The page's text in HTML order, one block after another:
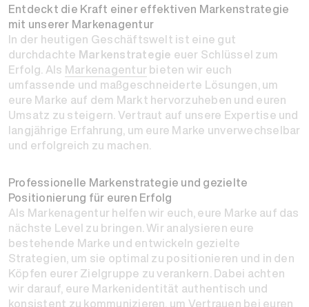
Entdeckt die Kraft einer effektiven Marken­strategie
mit unserer Marken­agentur
In der heutigen Geschäftswelt ist eine gut
durchdachte Markenstrategie euer Schlüssel zum
Erfolg. Als Markenagentur bieten wir euch
umfassende und maßgeschneiderte Lösungen, um
eure Marke auf dem Markt hervorzuheben und euren
Umsatz zu steigern. Vertraut auf unsere Expertise und
langjährige Erfahrung, um eure Marke unverwechselbar
und erfolgreich zu machen.
Professionelle Marken­strategie und gezielte
Positionierung für euren Erfolg
Als Markenagentur helfen wir euch, eure Marke auf das
nächste Level zu bringen. Wir analysieren eure
bestehende Marke und entwickeln gezielte
Strategien, um sie optimal zu positionieren und in den
Köpfen eurer Zielgruppe zu verankern. Dabei achten
wir darauf, eure Markenidentität authentisch und
konsistent zu kommunizieren, um Vertrauen bei euren